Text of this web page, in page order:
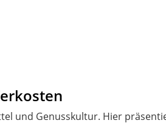
und Genusskultur. Hier